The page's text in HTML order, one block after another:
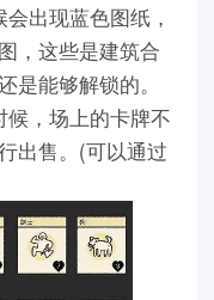
出现蓝色图纸，
，这些是建筑合
是能够解锁的。
，场上的卡牌不
出售。(可以通过